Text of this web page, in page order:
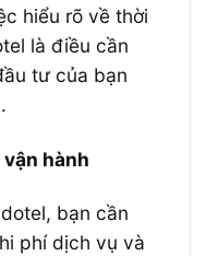
hiểu rõ về thời
là điều cần
tư của bạn
hành
bạn cần
phí dịch vụ và